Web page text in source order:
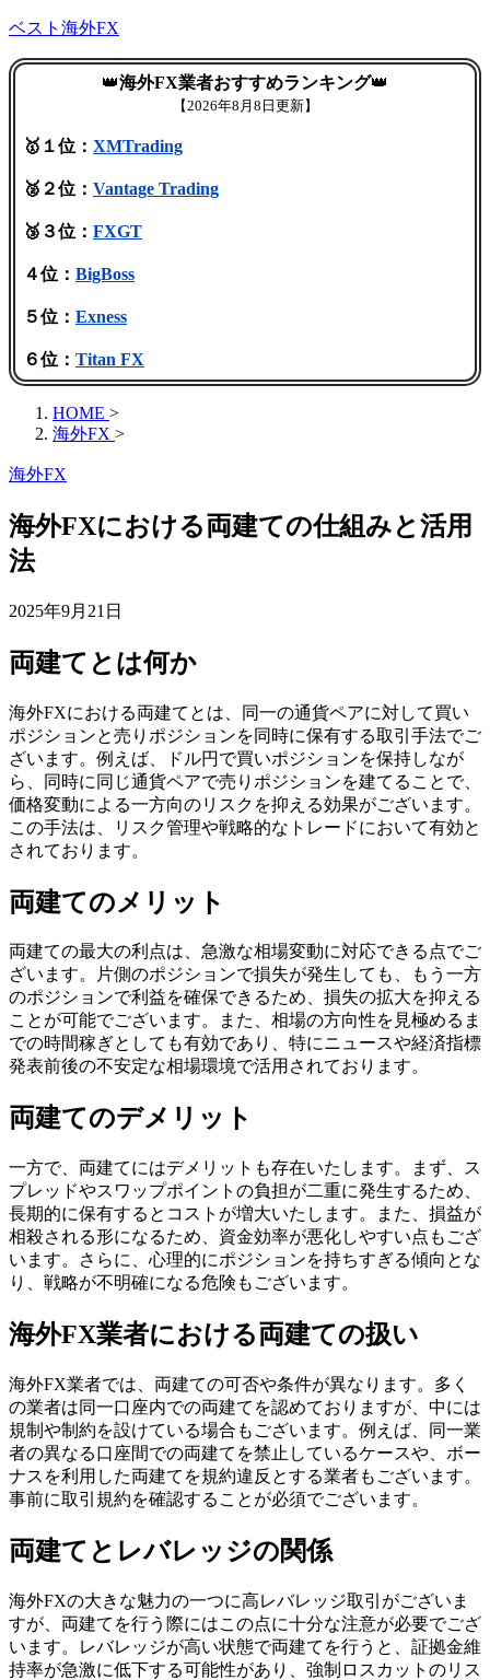
ベスト海外FX
👑海外FX業者おすすめランキング👑
【2026年8月8日更新】
🥇１位： XMTrading
🥈２位： Vantage Trading
🥉３位： FXGT
４位： BigBoss
５位： Exness
６位： Titan FX
HOME >
海外FX >
海外FX
海外FXにおける両建ての仕組みと活用
法
2025年9月21日
両建てとは何か
海外FXにおける両建てとは、同一の通貨ペアに対して買い
ポジションと売りポジションを同時に保有する取引手法でご
ざいます。例えば、ドル円で買いポジションを保持しなが
ら、同時に同じ通貨ペアで売りポジションを建てることで、
価格変動による一方向のリスクを抑える効果がございます。
この手法は、リスク管理や戦略的なトレードにおいて有効と
されております。
両建てのメリット
両建ての最大の利点は、急激な相場変動に対応できる点でご
ざいます。片側のポジションで損失が発生しても、もう一方
のポジションで利益を確保できるため、損失の拡大を抑える
ことが可能でございます。また、相場の方向性を見極めるま
での時間稼ぎとしても有効であり、特にニュースや経済指標
発表前後の不安定な相場環境で活用されております。
両建てのデメリット
一方で、両建てにはデメリットも存在いたします。まず、ス
プレッドやスワップポイントの負担が二重に発生するため、
長期的に保有するとコストが増大いたします。また、損益が
相殺される形になるため、資金効率が悪化しやすい点もござ
います。さらに、心理的にポジションを持ちすぎる傾向とな
り、戦略が不明確になる危険もございます。
海外FX業者における両建ての扱い
海外FX業者では、両建ての可否や条件が異なります。多く
の業者は同一口座内での両建てを認めておりますが、中には
規制や制約を設けている場合もございます。例えば、同一業
者の異なる口座間での両建てを禁止しているケースや、ボー
ナスを利用した両建てを規約違反とする業者もございます。
事前に取引規約を確認することが必須でございます。
両建てとレバレッジの関係
海外FXの大きな魅力の一つに高レバレッジ取引がございま
すが、両建てを行う際にはこの点に十分な注意が必要でござ
います。レバレッジが高い状態で両建てを行うと、証拠金維
持率が急激に低下する可能性があり、強制ロスカットのリス